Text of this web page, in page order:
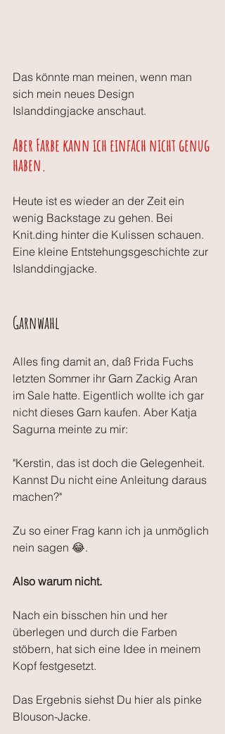
Das könnte man meinen, wenn man
sich mein neues Design
Islanddingjacke anschaut.
Aber Farbe kann ich einfach nicht genug
haben.
Heute ist es wieder an der Zeit ein
wenig Backstage zu gehen. Bei
Knit.ding hinter die Kulissen schauen.
Eine kleine Entstehungsgeschichte zur
Islanddingjacke.
Garnwahl
Alles fing damit an, daß Frida Fuchs
letzten Sommer ihr Garn Zackig Aran
im Sale hatte. Eigentlich wollte ich gar
nicht dieses Garn kaufen. Aber Katja
Sagurna meinte zu mir:
"Kerstin, das ist doch die Gelegenheit.
Kannst Du nicht eine Anleitung daraus
machen?"
Zu so einer Frag kann ich ja unmöglich
nein sagen 😂.
Also warum nicht.
Nach ein bisschen hin und her
überlegen und durch die Farben
stöbern, hat sich eine Idee in meinem
Kopf festgesetzt.
Das Ergebnis siehst Du hier als pinke
Blouson-Jacke.